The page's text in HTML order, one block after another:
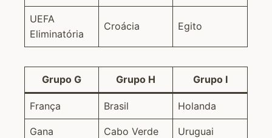
UEFA
Eliminatória
Croácia Egito
Grupo G Grupo H Grupo I
França Brasil Holanda
Gana Cabo Verde Uruguai